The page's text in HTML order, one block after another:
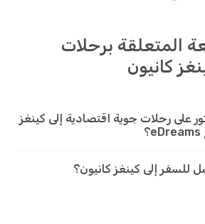
المتعلقة برحلات
كانيون
على رحلات جوية اقتصادية إلى كينغز
للسفر إلى كينغز كانيون؟